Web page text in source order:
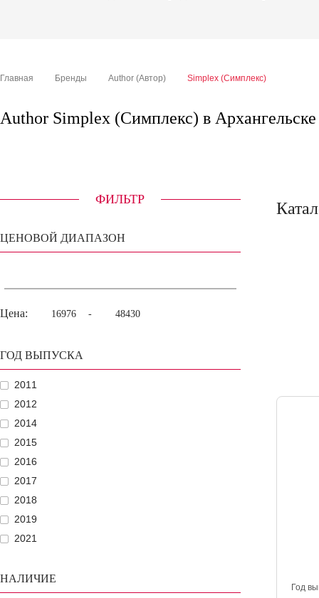
Главная Бренды Author (Автор) Simplex (Симплекс)
Author Simplex (Симплекс) в Архангельске
ФИЛЬТР
ЦЕНОВОЙ ДИАПАЗОН
Цена: -
ГОД ВЫПУСКА
2011
2012
2014
2015
2016
2017
2018
2019
2021
НАЛИЧИЕ
Год